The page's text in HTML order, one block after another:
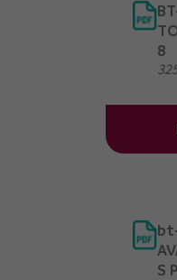
8
S